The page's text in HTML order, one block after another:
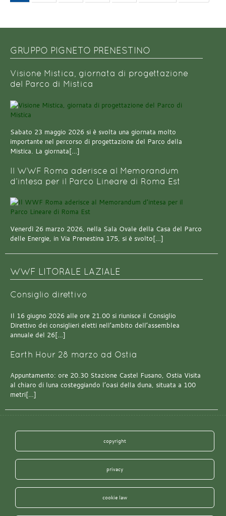
GRUPPO PIGNETO PRENESTINO
Visione Mistica, giornata di progettazione
del Parco di Mistica
Sabato 23 maggio 2026 si è svolta una giornata molto
importante nel percorso di progettazione del Parco della
Mistica. La giornata[…]
Il WWF Roma aderisce al Memorandum
d’intesa per il Parco Lineare di Roma Est
Venerdì 26 marzo 2026, nella Sala Ovale della Casa del Parco
delle Energie, in Via Prenestina 175, si è svolto[…]
WWF LITORALE LAZIALE
Consiglio direttivo
Il 16 giugno 2026 alle ore 21.00 si riunisce il Consiglio
Direttivo dei consiglieri eletti nell’ambito dell’assemblea
annuale del 26[…]
Earth Hour 28 marzo ad Ostia
Appuntamento: ore 20.30 Stazione Castel Fusano, Ostia Visita
al chiaro di luna costeggiando l’oasi della duna, situata a 100
metri[…]
copyright
privacy
cookie law